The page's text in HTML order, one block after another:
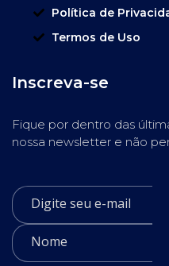
Política de
Termos de Uso
Inscreva-se
Fique por dentro das
nossa newsletter e não